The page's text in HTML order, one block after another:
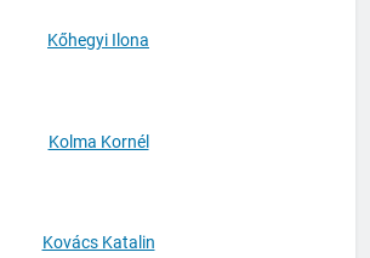
Kőhegyi Ilona
Kolma Kornél
Kovács Katalin